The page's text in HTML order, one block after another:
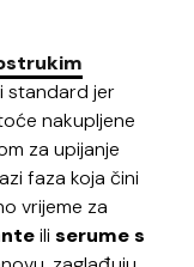
standard jer
nakupljene
za upijanje
faza koja čini
vrijeme za
iliserume s